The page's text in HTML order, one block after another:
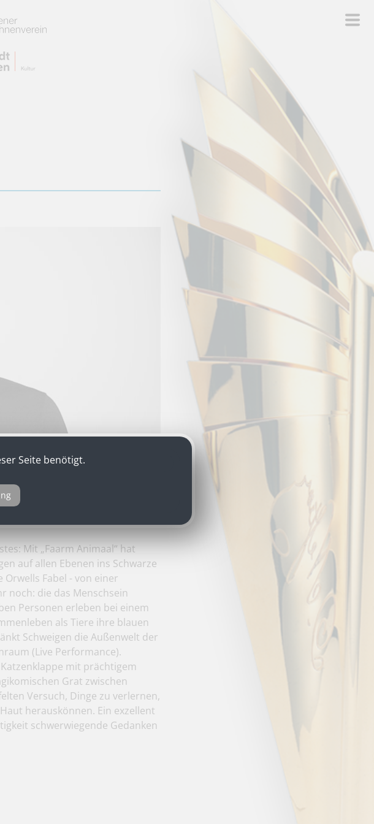
Mit „Faarm Animaal“ hat
auf allen Ebenen ins Schwarze
Fabel - von einer
noch: die das Menschsein
Personen erleben bei einem
als Tiere ihre blauen
Schweigen die Außenwelt der
(Live Performance).
mit prächtigem
Grat zwischen
Versuch, Dinge zu verlernen,
herauskönnen. Ein exzellent
schwerwiegende Gedanken
Seite benötigt.